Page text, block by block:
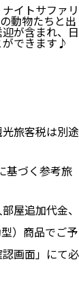
イトサファリ
動物たちと出
が含まれ、日
ができます♪
旅客税は別途
基づく参考旅
屋追加代金、
）商品でご予
画面」にて必